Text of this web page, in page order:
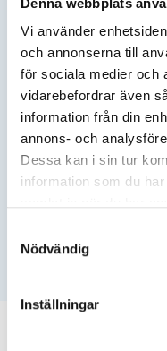
Vi använder
och annonserna till
för sociala medier och
vidarebefordrar även
information från din
annons- och
Dessa kan i sin tur
information som du
Nödvändig
Inställningar